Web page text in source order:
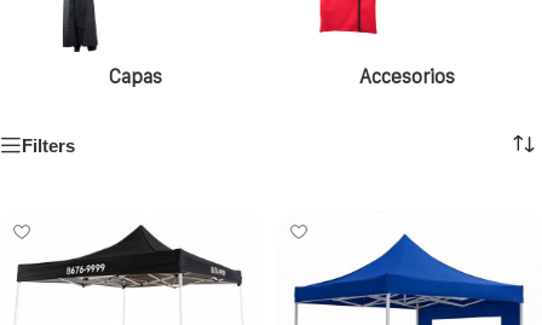
Capas Accesorios
Filters